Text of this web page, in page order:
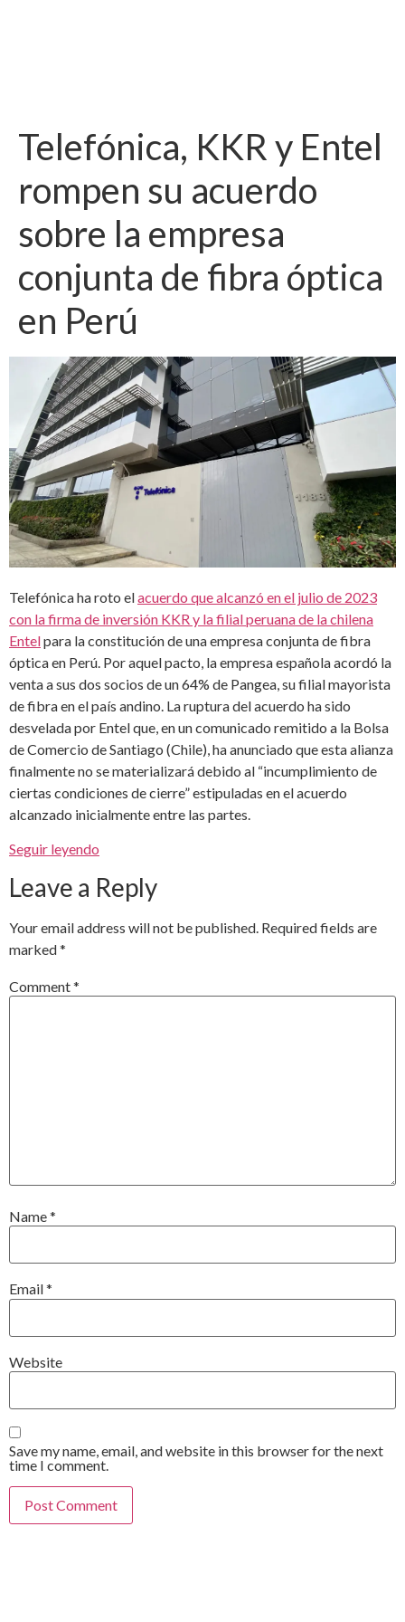
Telefónica, KKR y Entel
rompen su acuerdo
sobre la empresa
conjunta de fibra óptica
en Perú
Telefónica ha roto elacuerdo que alcanzó en el julio de 2023
con la firma de inversión KKR y la filial peruana de la chilena
Entelpara la constitución de una empresa conjunta de fibra
óptica en Perú. Por aquel pacto, la empresa española acordó la
venta a sus dos socios de un 64% de Pangea, su filial mayorista
de fibra en el país andino. La ruptura del acuerdo ha sido
desvelada por Entel que, en un comunicado remitido a la Bolsa
de Comercio de Santiago (Chile), ha anunciado que esta alianza
finalmente no se materializará debido al “incumplimiento de
ciertas condiciones de cierre” estipuladas en el acuerdo
alcanzado inicialmente entre las partes.
Seguir leyendo
Leave a Reply
Your email address will not be published. Required fields are
marked*
Comment*
Name*
Email*
Website
Save my name, email, and website in this browser for the next
time I comment.